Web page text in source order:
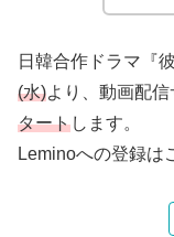
日韓合作ドラマ『
(水)より、動画配信
タートします。
Leminoへの登録は